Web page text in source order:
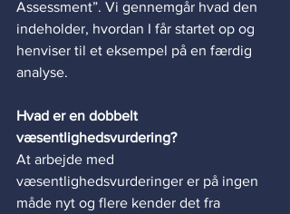
Assessment”. Vi gennemgår hvad den
indeholder, hvordan I får startet op og
henviser til et eksempel på en færdig
analyse.
Hvad er en dobbelt
væsentlighedsvurdering?
At arbejde med
væsentlighedsvurderinger er på ingen
måde nyt og flere kender det fra